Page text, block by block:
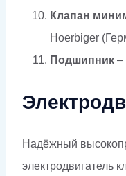
Клапан
Hoerbiger
Подшипник –
Надёжный
электродвигатель